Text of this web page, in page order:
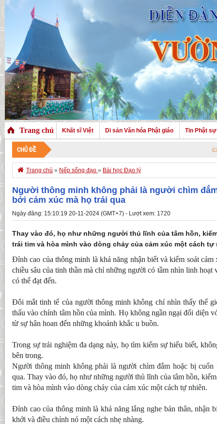
Trang chủ Khất sĩ Việt Di sản Văn hóa Phật giáo Tin Phật sự
CHỦ ĐỀ CHÀO
 Trang chủ » Nếp sống đạo » Bài học Đạo lý
Người thông minh không phải là người chìm
bởi cảm xúc mà họ trải qua
Ngày đăng: 15:10:19 20-11-2024 (GMT+7) - Lượt xem: 1720
Thay vào đó, họ như những người thủ lĩnh của tâm hồn,
trái tim và hòa mình vào dòng chảy của cảm xúc một cách tự
Đỉnh cao của thông minh là khả năng nhận biết và kiểm soát cảm
chiều sâu của tinh thần mà chỉ những người có tầm nhìn linh hoạt
có thể đạt đến.
Đôi mắt tinh tế của người thông minh không chỉ nhìn thấy thế
thấu vào chính tâm hồn của mình. Họ không ngần ngại đối diện
từ sự hân hoan đến những khoảnh khắc u buồn.
Trong sự trải nghiệm đa dạng này, họ tìm kiếm sự hiểu biết,
bên trong.​
Người thông minh không phải là người chìm đắm hoặc bị
qua. Thay vào đó, họ như những người thủ lĩnh của tâm hồn,
tim và hòa mình vào dòng chảy của cảm xúc một cách tự nhiên.
Đỉnh cao của thông minh là khả năng lắng nghe bản thân, nhận
khởi và điều chỉnh nó một cách nhẹ nhàng.